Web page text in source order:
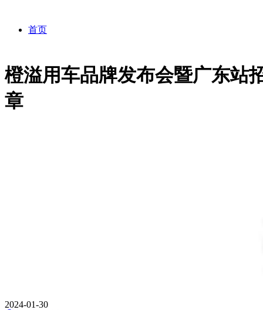
首页
我要租车
橙溢用车品牌发布会暨广东站
章
2024-01-30